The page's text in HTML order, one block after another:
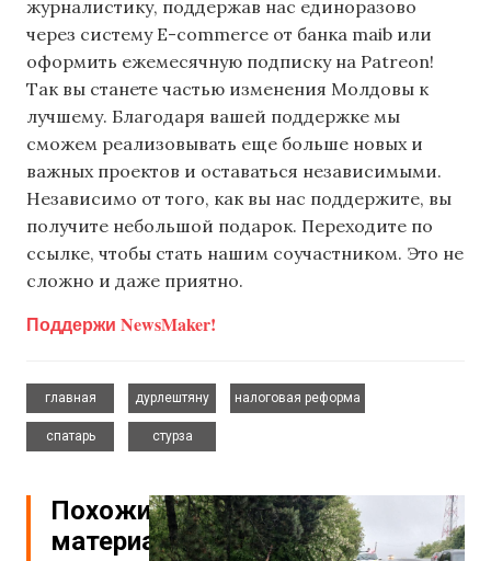
журналистику, поддержав нас единоразово
через систему E-commerce от банка maib или
оформить ежемесячную подписку на Patreon!
Так вы станете частью изменения Молдовы к
лучшему. Благодаря вашей поддержке мы
сможем реализовывать еще больше новых и
важных проектов и оставаться независимыми.
Независимо от того, как вы нас поддержите, вы
получите небольшой подарок. Переходите по
ссылке, чтобы стать нашим соучастником. Это не
сложно и даже приятно.
Поддержи NewsMaker!
главная
дурлештяну
налоговая реформа
спатарь
стурза
Похожие
материалы